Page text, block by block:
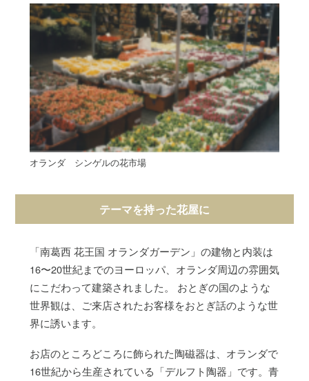
オランダ シンゲルの花市場
テーマを持った花屋に
「南葛西 花王国 オランダガーデン」の建物と内装は
16〜20世紀までのヨーロッパ、オランダ周辺の雰囲気
にこだわって建築されました。 おとぎの国のような
世界観は、ご来店されたお客様をおとぎ話のような世
界に誘います。
お店のところどころに飾られた陶磁器は、オランダで
16世紀から生産されている「デルフト陶器」です。青